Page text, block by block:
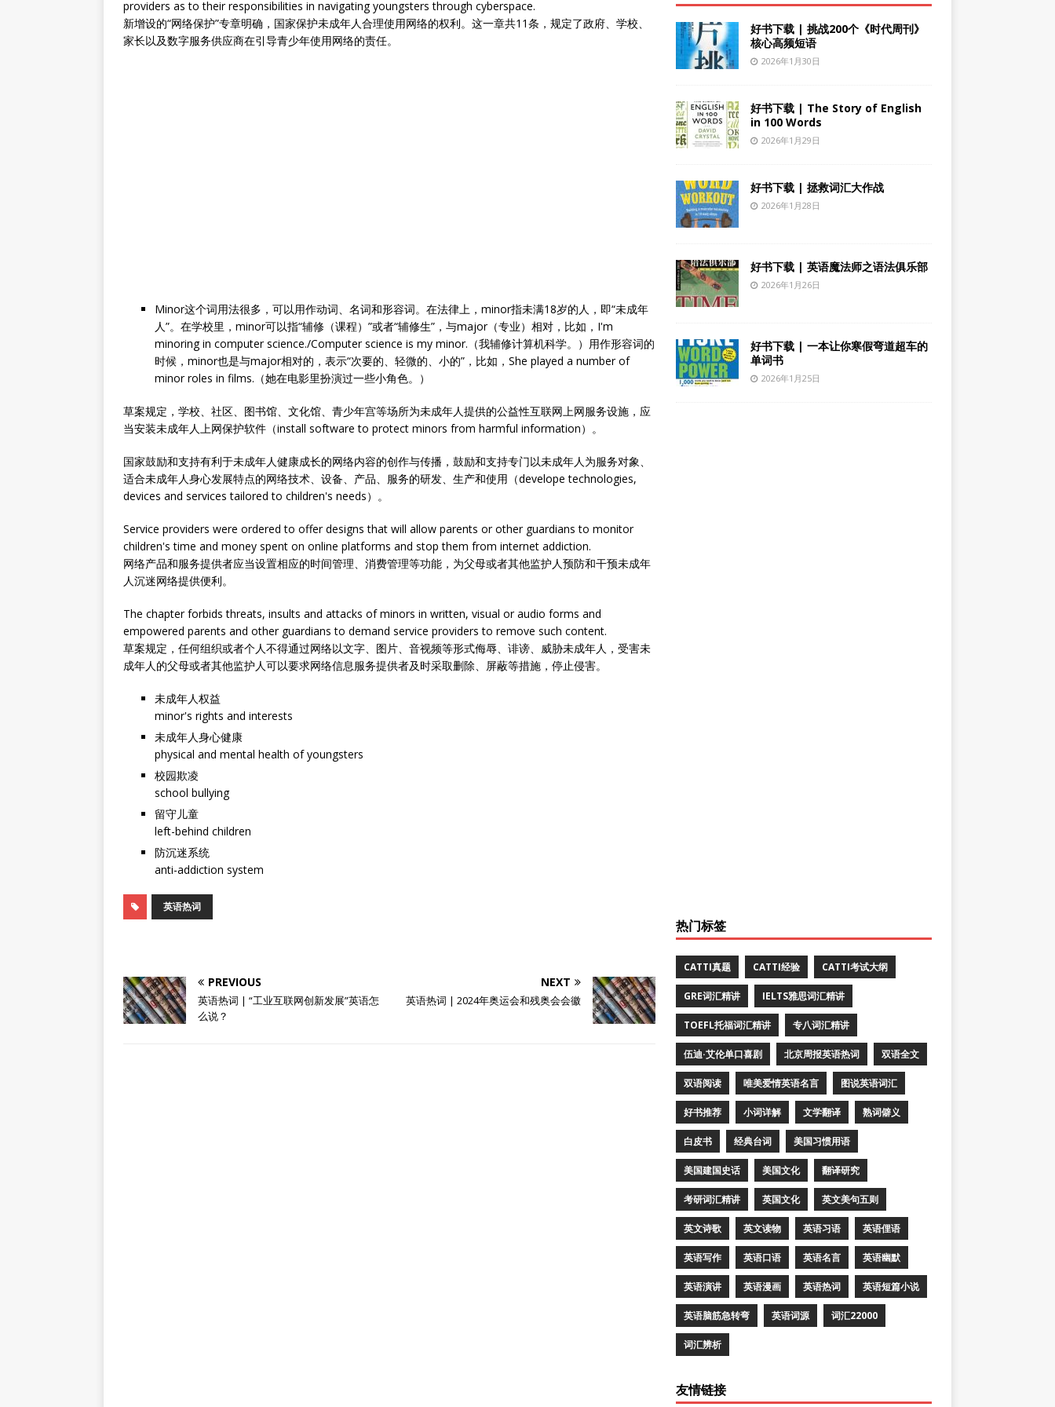
providers as to their responsibilities in navigating youngsters through cyberspace.
新增设的“网络保护”专章明确，国家保护未成年人合理使用网络的权利。这一章共11条，规定了政府、学校、
家长以及数字服务供应商在引导青少年使用网络的责任。
Minor这个词用法很多，可以用作动词、名词和形容词。在法律上，minor指未满18岁的人，即“未成年
人”。在学校里，minor可以指“辅修（课程）”或者“辅修生”，与major（专业）相对，比如，I'm
minoring in computer science./Computer science is my minor.（我辅修计算机科学。）用作形容词的
时候，minor也是与major相对的，表示“次要的、轻微的、小的”，比如，She played a number of
minor roles in films.（她在电影里扮演过一些小角色。）
草案规定，学校、社区、图书馆、文化馆、青少年宫等场所为未成年人提供的公益性互联网上网服务设施，应
当安装未成年人上网保护软件（install software to protect minors from harmful information）。
国家鼓励和支持有利于未成年人健康成长的网络内容的创作与传播，鼓励和支持专门以未成年人为服务对象、
适合未成年人身心发展特点的网络技术、设备、产品、服务的研发、生产和使用（develope technologies,
devices and services tailored to children's needs）。
Service providers were ordered to offer designs that will allow parents or other guardians to monitor
children's time and money spent on online platforms and stop them from internet addiction.
网络产品和服务提供者应当设置相应的时间管理、消费管理等功能，为父母或者其他监护人预防和干预未成年
人沉迷网络提供便利。
The chapter forbids threats, insults and attacks of minors in written, visual or audio forms and
empowered parents and other guardians to demand service providers to remove such content.
草案规定，任何组织或者个人不得通过网络以文字、图片、音视频等形式侮辱、诽谤、威胁未成年人，受害未
成年人的父母或者其他监护人可以要求网络信息服务提供者及时采取删除、屏蔽等措施，停止侵害。
未成年人权益
minor's rights and interests
未成年人身心健康
physical and mental health of youngsters
校园欺凌
school bullying
留守儿童
left-behind children
防沉迷系统
anti-addiction system
英语热词
PREVIOUS
英语热词 | “工业互联网创新发展”英语怎
么说？
NEXT
英语热词 | 2024年奥运会和残奥会会徽
好书下载 | 挑战200个《时代周刊》
核心高频短语
2026年1月30日
好书下载 | The Story of English
in 100 Words
2026年1月29日
好书下载 | 拯救词汇大作战
2026年1月28日
好书下载 | 英语魔法师之语法俱乐部
2026年1月26日
好书下载 | 一本让你寒假弯道超车的
单词书
2026年1月25日
热门标签
CATTI真题 CATTI经验 CATTI考试大纲
GRE词汇精讲 IELTS雅思词汇精讲
TOEFL托福词汇精讲 专八词汇精讲
伍迪·艾伦单口喜剧 北京周报英语热词 双语全文
双语阅读 唯美爱情英语名言 图说英语词汇
好书推荐 小词详解 文学翻译 熟词僻义
白皮书 经典台词 美国习惯用语
美国建国史话 美国文化 翻译研究
考研词汇精讲 英国文化 英文美句五则
英文诗歌 英文读物 英语习语 英语俚语
英语写作 英语口语 英语名言 英语幽默
英语演讲 英语漫画 英语热词 英语短篇小说
英语脑筋急转弯 英语词源 词汇22000
词汇辨析
友情链接